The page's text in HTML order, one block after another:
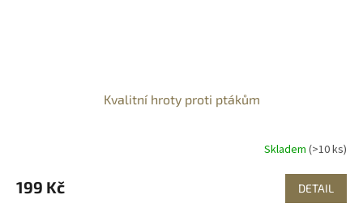
Kvalitní hroty proti ptákům
Skladem (>10 ks)
199 Kč DETAIL